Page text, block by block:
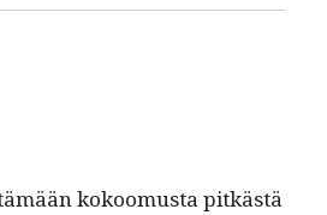
kokoomus­ta pitkästä